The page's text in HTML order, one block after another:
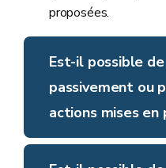
proposées.
Est-il possible
passivement ou
actions mises en